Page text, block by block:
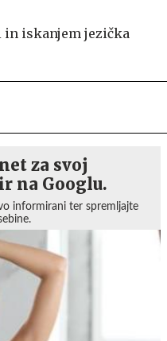
in iskanjem jezička
za svoj
na Googlu.
informirani ter spremljajte